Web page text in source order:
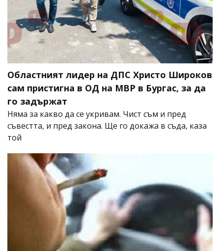
Областният лидер на ДПС Христо Широков
сам пристигна в ОД на МВР в Бургас, за да
го задържат
Няма за какво да се укривам. Чист съм и пред
съвестта, и пред закона. Ще го докажа в съда, каза
той